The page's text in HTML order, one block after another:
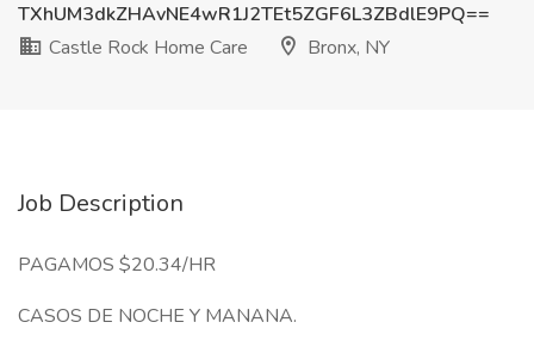
TXhUM3dkZHAvNE4wR1J2TEt5ZGF6L3ZBdlE9PQ==
Castle Rock Home Care
Bronx, NY
Job Description
PAGAMOS $20.34/HR
CASOS DE NOCHE Y MANANA.